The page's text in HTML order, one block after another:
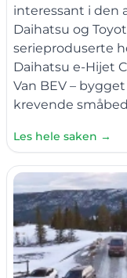
interessant i den
Daihatsu og
serieproduserte
Daihatsu e-Hijet
Van BEV –
krevende
Les hele saken →